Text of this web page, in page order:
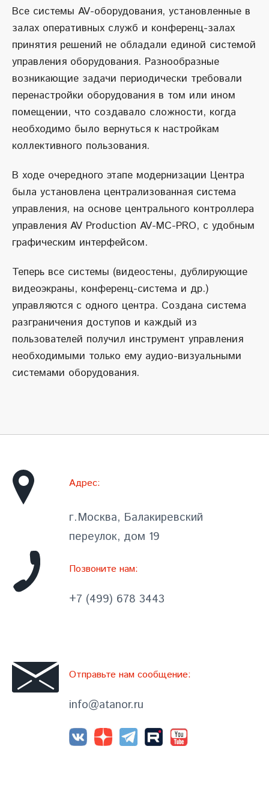
Все системы AV-оборудования, установленные в
залах оперативных служб и конференц-залах
принятия решений не обладали единой системой
управления оборудования. Разнообразные
возникающие задачи периодически требовали
перенастройки оборудования в том или ином
помещении, что создавало сложности, когда
необходимо было вернуться к настройкам
коллективного пользования.
В ходе очередного этапе модернизации Центра
была установлена централизованная система
управления, на основе центрального контроллера
управления AV Production AV-MC-PRO, с удобным
графическим интерфейсом.
Теперь все системы (видеостены, дублирующие
видеоэкраны, конференц-система и др.)
управляются с одного центра. Создана система
разграничения доступов и каждый из
пользователей получил инструмент управления
необходимыми только ему аудио-визуальными
системами оборудования.
Адрес:
г.Москва, Балакиревский
переулок, дом 19
Позвоните нам:
+7 (499) 678 3443
Отправьте нам сообщение:
info@atanor.ru